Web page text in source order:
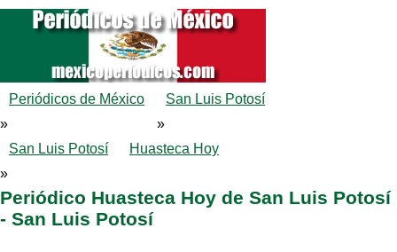
Periódicos de México
»
San Luis Potosí
»
San Luis Potosí
»
Huasteca Hoy
Periódico Huasteca Hoy de San Luis Potosí
- San Luis Potosí